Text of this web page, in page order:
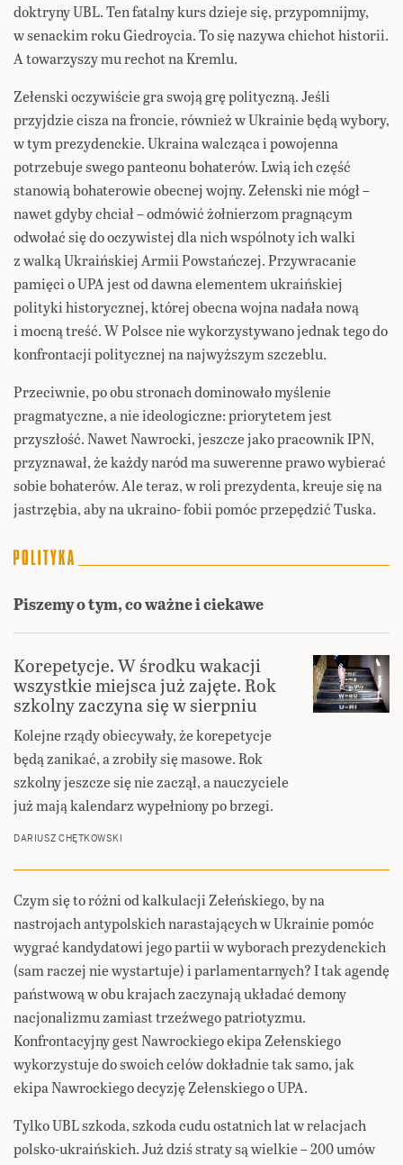
doktryny UBL. Ten fatalny kurs dzieje się, przypomnijmy,
w senackim roku Giedroycia. To się nazywa chichot historii.
A towarzyszy mu rechot na Kremlu.
Zełenski oczywiście gra swoją grę polityczną. Jeśli
przyjdzie cisza na froncie, również w Ukrainie będą wybory,
w tym prezydenckie. Ukraina walcząca i powojenna
potrzebuje swego panteonu bohaterów. Lwią ich część
stanowią bohaterowie obecnej wojny. Zełenski nie mógł –
nawet gdyby chciał – odmówić żołnierzom pragnącym
odwołać się do oczywistej dla nich wspólnoty ich walki
z walką Ukraińskiej Armii Powstańczej. Przywracanie
pamięci o UPA jest od dawna elementem ukraińskiej
polityki historycznej, której obecna wojna nadała nową
i mocną treść. W Polsce nie wykorzystywano jednak tego do
konfrontacji politycznej na najwyższym szczeblu.
Przeciwnie, po obu stronach dominowało myślenie
pragmatyczne, a nie ideologiczne: priorytetem jest
przyszłość. Nawet Nawrocki, jeszcze jako pracownik IPN,
przyznawał, że każdy naród ma suwerenne prawo wybierać
sobie bohaterów. Ale teraz, w roli prezydenta, kreuje się na
jastrzębia, aby na ukraino- fobii pomóc przepędzić Tuska.
Piszemy o tym, co ważne i ciekawe
Korepetycje. W środku wakacji
wszystkie miejsca już zajęte. Rok
szkolny zaczyna się w sierpniu
Kolejne rządy obiecywały, że korepetycje
będą zanikać, a zrobiły się masowe. Rok
szkolny jeszcze się nie zaczął, a nauczyciele
już mają kalendarz wypełniony po brzegi.
DARIUSZ CHĘTKOWSKI
Czym się to różni od kalkulacji Zełeńskiego, by na
nastrojach antypolskich narastających w Ukrainie pomóc
wygrać kandydatowi jego partii w wyborach prezydenckich
(sam raczej nie wystartuje) i parlamentarnych? I tak agendę
państwową w obu krajach zaczynają układać demony
nacjonalizmu zamiast trzeźwego patriotyzmu.
Konfrontacyjny gest Nawrockiego ekipa Zełenskiego
wykorzystuje do swoich celów dokładnie tak samo, jak
ekipa Nawrockiego decyzję Zełenskiego o UPA.
Tylko UBL szkoda, szkoda cudu ostatnich lat w relacjach
polsko-ukraińskich. Już dziś straty są wielkie – 200 umów